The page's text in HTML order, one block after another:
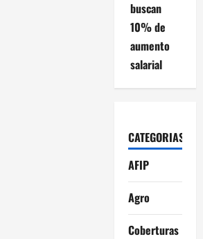
buscan
10% de
aumento
salarial
CATEGORIAS
AFIP
Agro
Coberturas